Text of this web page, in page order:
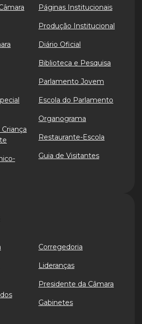
Páginas Institucionais
Produção Institucional
Diário Oficial
Biblioteca e Pesquisa
Parlamento Jovem
Escola do Parlamento
Organograma
Restaurante-Escola
Guia de Visitantes
Corregedoria
Lideranças
Presidente da Câmara
Gabinetes